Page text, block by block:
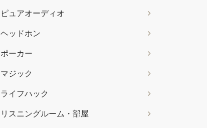
ピュアオーディオ
ヘッドホン
ポーカー
マジック
ライフハック
リスニングルーム・部屋